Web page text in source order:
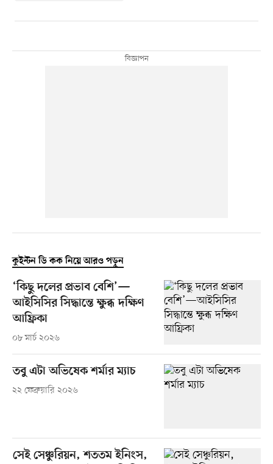
কুইন্টন ডি কক নিয়ে আরও পড়ুন
‘কিছু দলের প্রভাব বেশি’—
আইসিসির সিদ্ধান্তে ক্ষুব্ধ দক্ষিণ
আফ্রিকা
০৮ মার্চ ২০২৬
তবু এটা অভিষেক শর্মার ম্যাচ
২২ ফেব্রুয়ারি ২০২৬
সেই সেঞ্চুরিয়ন, শততম ইনিংস,